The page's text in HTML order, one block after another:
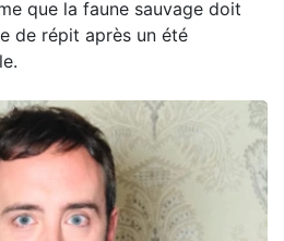
que la faune sauvage doit
de répit après un été